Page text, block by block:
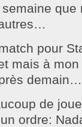
que
pour
mais à
demain…
de
ordre: